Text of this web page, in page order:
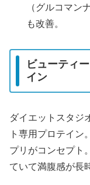
（グルコマン
も改善。
ビューティ
イン
ダイエットスタジ
ト専用プロテイン
プリがコンセプト
ていて満腹感が長